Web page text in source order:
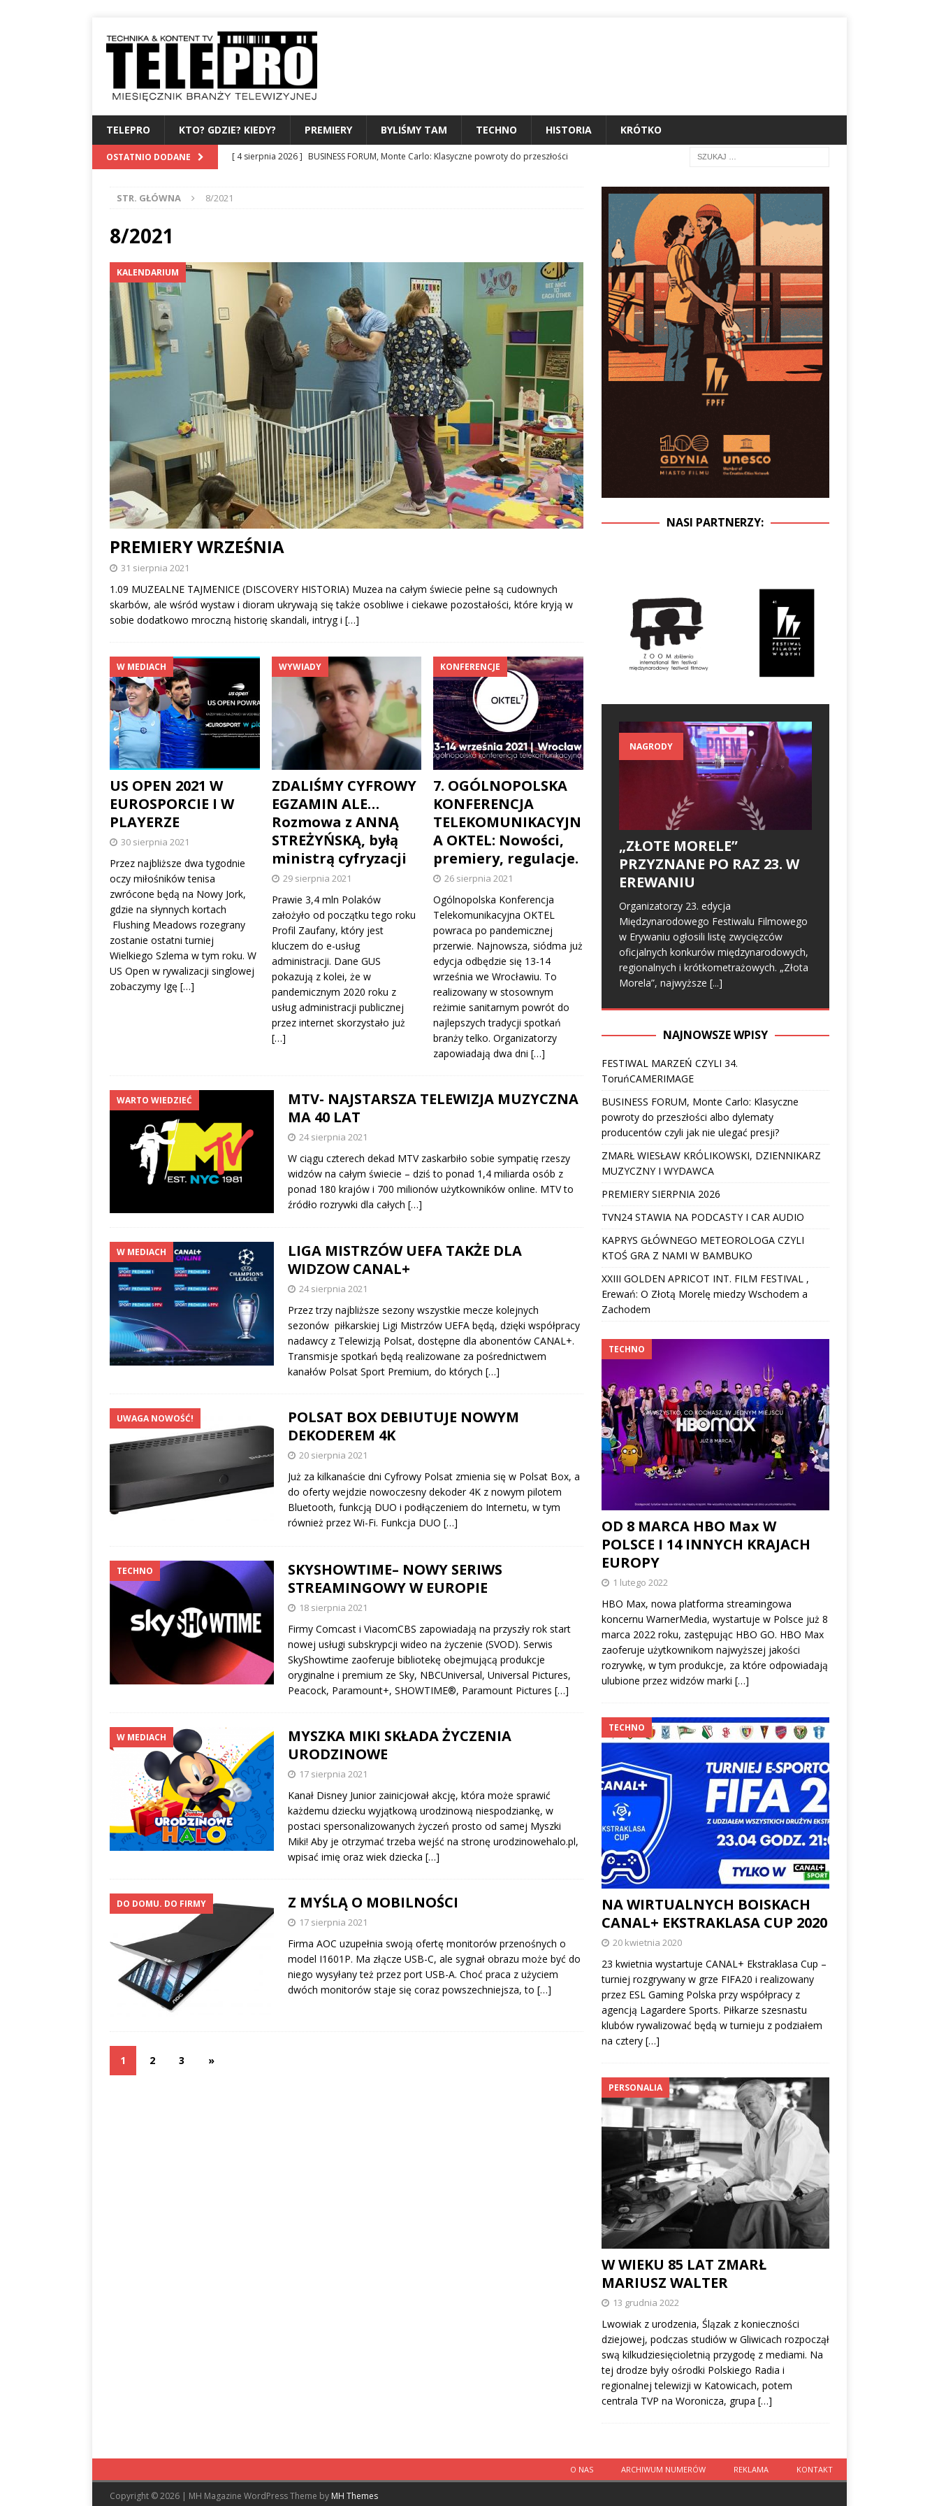
TELEPRO KTO? GDZIE? KIEDY? PREMIERY BYLIŚMY TAM TECHNO HISTORIA KRÓTKO
OSTATNIO DODANE [ 4 sierpnia 2026 ] BUSINESS FORUM, Monte Carlo: Klasyczne powroty do przeszłości
[ 27 lipca 2026 ]
TVN24 STAWIA NA PODCASTY I CAR AUDIO
TECHNO
[ 6 sierpnia 2026 ]
FESTIWAL MARZEŃ CZYLI 34. ToruńCAMERIMAGE ZAPROSZENIE
STR. GŁÓWNA 8/2021
8/2021
KALENDARIUM
PREMIERY WRZEŚNIA
31 sierpnia 2021
1.09 MUZEALNE TAJMENICE (DISCOVERY HISTORIA) Muzea na całym świecie pełne są cudownych
skarbów, ale wśród wystaw i dioram ukrywają się także osobliwe i ciekawe pozostałości, które kryją w
sobie dodatkowo mroczną historię skandali, intryg i […]
W MEDIACH
US OPEN 2021 W
EUROSPORCIE I W
PLAYERZE
30 sierpnia 2021
Przez najbliższe dwa tygodnie
oczy miłośników tenisa
zwrócone będą na Nowy Jork,
gdzie na słynnych kortach
Flushing Meadows rozegrany
zostanie ostatni turniej
Wielkiego Szlema w tym roku. W
US Open w rywalizacji singlowej
zobaczymy Igę […]
WYWIADY
ZDALIŚMY CYFROWY
EGZAMIN ALE…
Rozmowa z ANNĄ
STREŻYŃSKĄ, byłą
ministrą cyfryzacji
29 sierpnia 2021
Prawie 3,4 mln Polaków
założyło od początku tego roku
Profil Zaufany, który jest
kluczem do e-usług
administracji. Dane GUS
pokazują z kolei, że w
pandemicznym 2020 roku z
usług administracji publicznej
przez internet skorzystało już
[…]
KONFERENCJE
7. OGÓLNOPOLSKA
KONFERENCJA
TELEKOMUNIKACYJN
A OKTEL: Nowości,
premiery, regulacje.
26 sierpnia 2021
Ogólnopolska Konferencja
Telekomunikacyjna OKTEL
powraca po pandemicznej
przerwie. Najnowsza, siódma już
edycja odbędzie się 13-14
września we Wrocławiu. To
realizowany w stosownym
reżimie sanitarnym powrót do
najlepszych tradycji spotkań
branży telko. Organizatorzy
zapowiadają dwa dni[…]
WARTO WIEDZIEĆ
MTV- NAJSTARSZA TELEWIZJA MUZYCZNA
MA 40 LAT
24 sierpnia 2021
W ciągu czterech dekad MTV zaskarbiło sobie sympatię rzeszy
widzów na całym świecie – dziś to ponad 1,4 miliarda osób z
ponad 180 krajów i 700 milionów użytkowników online. MTV to
źródło rozrywki dla całych […]
W MEDIACH
LIGA MISTRZÓW UEFA TAKŻE DLA
WIDZOW CANAL+
24 sierpnia 2021
Przez trzy najbliższe sezony wszystkie mecze kolejnych
sezonów piłkarskiej Ligi Mistrzów UEFA będą, dzięki współpracy
nadawcy z Telewizją Polsat, dostępne dla abonentów CANAL+.
Transmisje spotkań będą realizowane za pośrednictwem
kanałów Polsat Sport Premium, do których […]
UWAGA NOWOŚĆ!
POLSAT BOX DEBIUTUJE NOWYM
DEKODEREM 4K
20 sierpnia 2021
Już za kilkanaście dni Cyfrowy Polsat zmienia się w Polsat Box, a
do oferty wejdzie nowoczesny dekoder 4K z nowym pilotem
Bluetooth, funkcją DUO i podłączeniem do Internetu, w tym
również przez Wi-Fi. Funkcja DUO […]
TECHNO
SKYSHOWTIME– NOWY SERIWS
STREAMINGOWY W EUROPIE
18 sierpnia 2021
Firmy Comcast i ViacomCBS zapowiadają na przyszły rok start
nowej usługi subskrypcji wideo na życzenie (SVOD). Serwis
SkyShowtime zaoferuje bibliotekę obejmującą produkcje
oryginalne i premium ze Sky, NBCUniversal, Universal Pictures,
Peacock, Paramount+, SHOWTIME®, Paramount Pictures […]
W MEDIACH
MYSZKA MIKI SKŁADA ŻYCZENIA
URODZINOWE
17 sierpnia 2021
Kanał Disney Junior zainicjował akcję, która może sprawić
każdemu dziecku wyjątkową urodzinową niespodziankę, w
postaci spersonalizowanych życzeń prosto od samej Myszki
Miki! Aby je otrzymać trzeba wejść na stronę urodzinowehalo.pl,
wpisać imię oraz wiek dziecka […]
DO DOMU. DO FIRMY Z MYŚLĄ O MOBILNOŚCI
17 sierpnia 2021
Firma AOC uzupełnia swoją ofertę monitorów przenośnych o
model I1601P. Ma złącze USB-C, ale sygnał obrazu może być do
niego wysyłany też przez port USB-A. Choć praca z użyciem
dwóch monitorów staje się coraz powszechniejsza, to […]
1 2 3 »
NASI PARTNERZY:
NAGRODY
„ZŁOTE MORELE”
PRZYZNANE PO RAZ 23. W
EREWANIU
Organizatorzy 23. edycja
Międzynarodowego Festiwalu Filmowego
w Erywaniu ogłosili listę zwycięzców
oficjalnych konkurów międzynarodowych,
regionalnych i krótkometrażowych. „Złota
Morela”, najwyższe [...]
NAJNOWSZE WPISY
FESTIWAL MARZEŃ CZYLI 34.
ToruńCAMERIMAGE
BUSINESS FORUM, Monte Carlo: Klasyczne
powroty do przeszłości albo dylematy
producentów czyli jak nie ulegać presji?
ZMARŁ WIESŁAW KRÓLIKOWSKI, DZIENNIKARZ
MUZYCZNY I WYDAWCA
PREMIERY SIERPNIA 2026
TVN24 STAWIA NA PODCASTY I CAR AUDIO
KAPRYS GŁÓWNEGO METEOROLOGA CZYLI
KTOŚ GRA Z NAMI W BAMBUKO
XXIII GOLDEN APRICOT INT. FILM FESTIVAL ,
Erewań: O Złotą Morelę miedzy Wschodem a
Zachodem
TECHNO
OD 8 MARCA HBO Max W
POLSCE I 14 INNYCH KRAJACH
EUROPY
1 lutego 2022
HBO Max, nowa platforma streamingowa
koncernu WarnerMedia, wystartuje w Polsce już 8
marca 2022 roku, zastępując HBO GO. HBO Max
zaoferuje użytkownikom najwyższej jakości
rozrywkę, w tym produkcje, za które odpowiadają
ulubione przez widzów marki […]
TECHNO
NA WIRTUALNYCH BOISKACH
CANAL+ EKSTRAKLASA CUP 2020
20 kwietnia 2020
23 kwietnia wystartuje CANAL+ Ekstraklasa Cup –
turniej rozgrywany w grze FIFA20 i realizowany
przez ESL Gaming Polska przy współpracy z
agencją Lagardere Sports. Piłkarze szesnastu
klubów rywalizować będą w turnieju z podziałem
na cztery […]
PERSONALIA
W WIEKU 85 LAT ZMARŁ
MARIUSZ WALTER
13 grudnia 2022
Lwowiak z urodzenia, Ślązak z konieczności
dziejowej, podczas studiów w Gliwicach rozpoczął
swą kilkudziesięcioletnią przygodę z mediami. Na
tej drodze były ośrodki Polskiego Radia i
regionalnej telewizji w Katowicach, potem
centrala TVP na Woronicza, grupa […]
O NAS ARCHIWUM NUMERÓW REKLAMA KONTAKT
Copyright © 2026 | MH Magazine WordPress Theme by MH Themes